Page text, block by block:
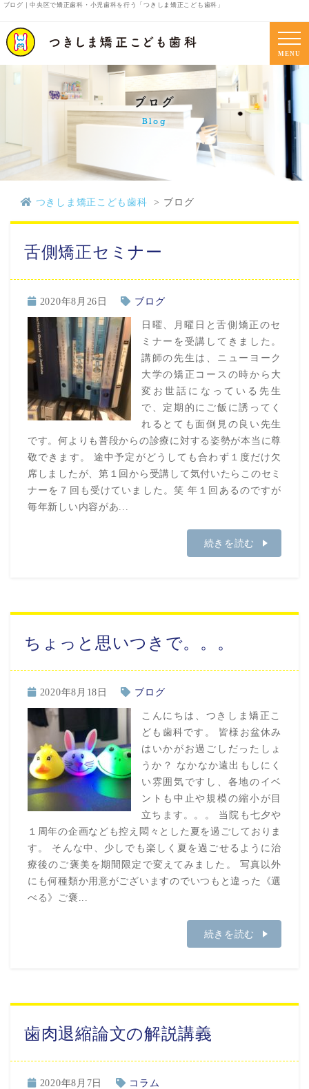
ブログ｜中央区で矯正歯科・小児歯科を行う「つきしま矯正こども歯科」
MENU
ブログ
Blog
つきしま矯正こども歯科 ブログ
舌側矯正セミナー
2020年8月26日 ブログ
日曜、月曜日と舌側矯正のセ
ミナーを受講してきました。
講師の先生は、ニューヨーク
大学の矯正コースの時から大
変お世話になっている先生
で、定期的にご飯に誘ってく
れるとても面倒見の良い先生
です。何よりも普段からの診療に対する姿勢が本当に尊
敬できます。 途中予定がどうしても合わず１度だけ欠
席しましたが、第１回から受講して気付いたらこのセミ
ナーを７回も受けていました。笑 年１回あるのですが
毎年新しい内容があ...
続きを読む
ちょっと思いつきで。。。
2020年8月18日 ブログ
こんにちは、つきしま矯正こ
ども歯科です。 皆様お盆休み
はいかがお過ごしだったしょ
うか？ なかなか遠出もしにく
い雰囲気ですし、各地のイベ
ントも中止や規模の縮小が目
立ちます。。。 当院も七夕や
１周年の企画なども控え悶々とした夏を過ごしておりま
す。 そんな中、少しでも楽しく夏を過ごせるように治
療後のご褒美を期間限定で変えてみました。 写真以外
にも何種類か用意がございますのでいつもと違った《選
べる》ご褒...
続きを読む
歯肉退縮論文の解説講義
2020年8月7日 コラム